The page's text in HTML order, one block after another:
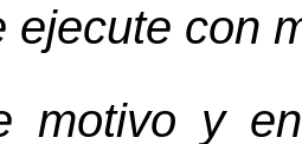
ejecute con
motivo y